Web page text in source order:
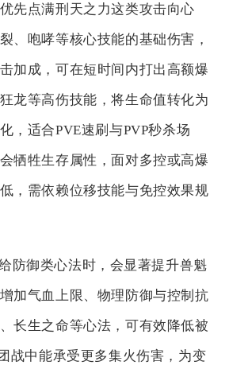
先点满刑天之力这类攻击向心
、咆哮等核心技能的基础伤害，
加成，可在短时间内打出高额爆
龙等高伤技能，将生命值转化为
，适合PVE速刷与PVP秒杀场
牺牲生存属性，面对多控或高爆
，需依赖位移技能与免控效果规
防御类心法时，会显著提升兽魁
加气血上限、物理防御与控制抗
长生之命等心法，可有效降低被
战中能承受更多集火伤害，为变